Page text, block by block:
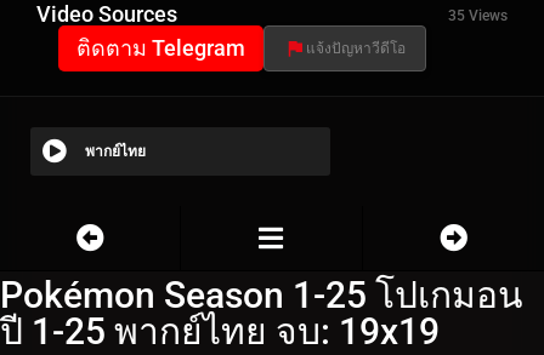
Video Sources 35 Views
ติดตาม Telegram แจ้งปัญหาวีดีโอ
พากย์ไทย
Pokémon Season 1-25 โปเกมอน
ปี 1-25 พากย์ไทย จบ: 19x19